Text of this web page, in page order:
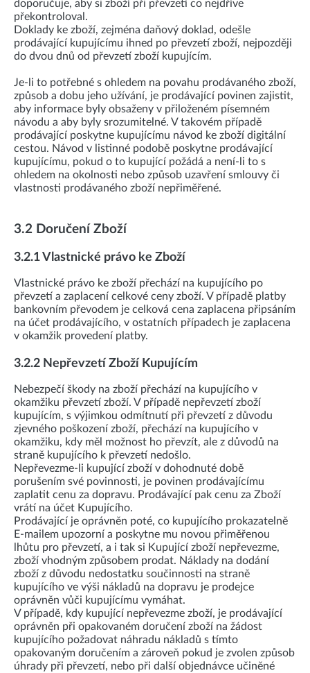
doporučuje, aby si zboží při převzetí co nejdříve
překontroloval.
Doklady ke zboží, zejména daňový doklad, odešle
prodávající kupujícímu ihned po převzetí zboží, nejpozději
do dvou dnů od převzetí zboží kupujícím.
Je-li to potřebné s ohledem na povahu prodávaného zboží,
způsob a dobu jeho užívání, je prodávající povinen zajistit,
aby informace byly obsaženy v přiloženém písemném
návodu a aby byly srozumitelné. V takovém případě
prodávající poskytne kupujícímu návod ke zboží digitální
cestou. Návod v listinné podobě poskytne prodávající
kupujícímu, pokud o to kupující požádá a není-li to s
ohledem na okolnosti nebo způsob uzavření smlouvy či
vlastnosti prodávaného zboží nepřiměřené.
3.2 Doručení Zboží
3.2.1 Vlastnické právo ke Zboží
Vlastnické právo ke zboží přechází na kupujícího po
převzetí a zaplacení celkové ceny zboží. V případě platby
bankovním převodem je celková cena zaplacena připsáním
na účet prodávajícího, v ostatních případech je zaplacena
v okamžik provedení platby.
3.2.2 Nepřevzetí Zboží Kupujícím
Nebezpečí škody na zboží přechází na kupujícího v
okamžiku převzetí zboží. V případě nepřevzetí zboží
kupujícím, s výjimkou odmítnutí při převzetí z důvodu
zjevného poškození zboží, přechází na kupujícího v
okamžiku, kdy měl možnost ho převzít, ale z důvodů na
straně kupujícího k převzetí nedošlo.
Nepřevezme-li kupující zboží v dohodnuté době
porušením své povinnosti, je povinen prodávajícímu
zaplatit cenu za dopravu. Prodávající pak cenu za Zboží
vrátí na účet Kupujícího.
Prodávající je oprávněn poté, co kupujícího prokazatelně
E-mailem upozorní a poskytne mu novou přiměřenou
lhůtu pro převzetí, a i tak si Kupující zboží nepřevezme,
zboží vhodným způsobem prodat. Náklady na dodání
zboží z důvodu nedostatku součinnosti na straně
kupujícího ve výši nákladů na dopravu je prodejce
oprávněn vůči kupujícímu vymáhat.
V případě, kdy kupující nepřevezme zboží, je prodávající
oprávněn při opakovaném doručení zboží na žádost
kupujícího požadovat náhradu nákladů s tímto
opakovaným doručením a zároveň pokud je zvolen způsob
úhrady při převzetí, nebo při další objednávce učiněné